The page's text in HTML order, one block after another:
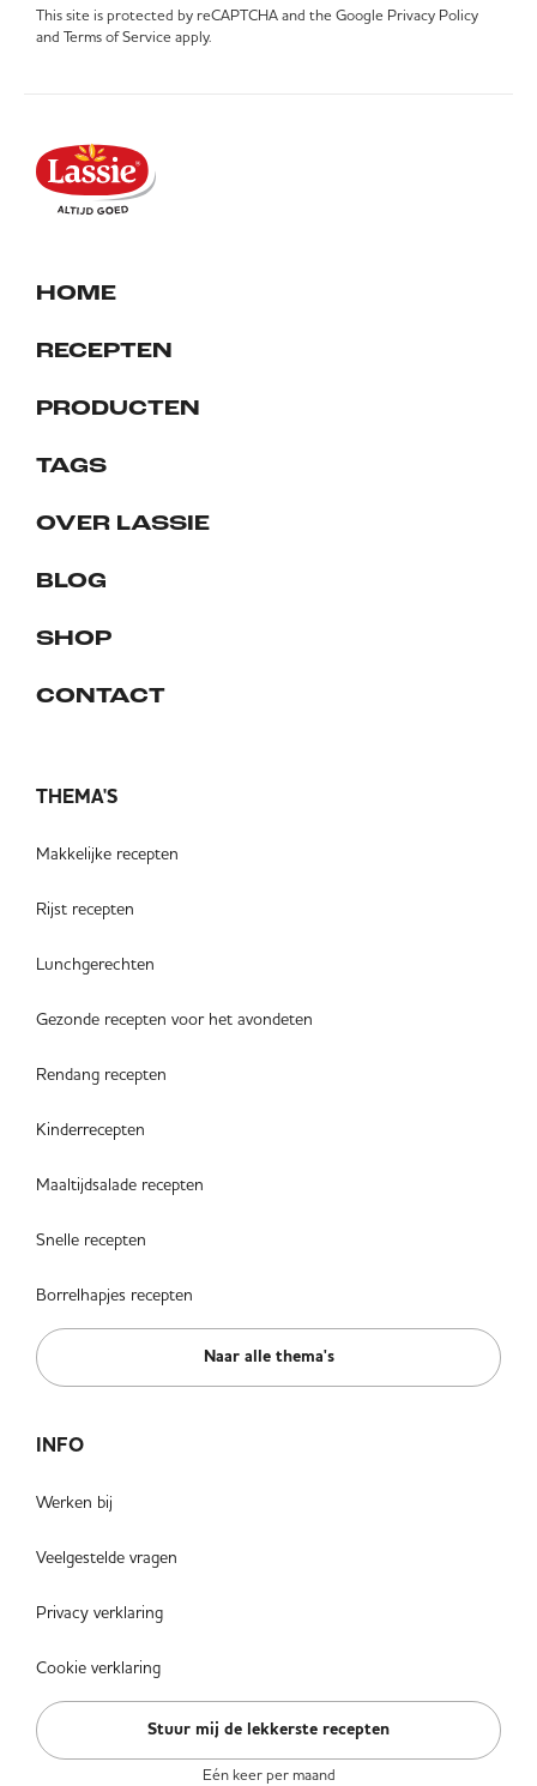
This site is protected by reCAPTCHA and the Google Privacy Policy
and Terms of Service apply.
HOME
RECEPTEN
PRODUCTEN
TAGS
OVER LASSIE
BLOG
SHOP
CONTACT
THEMA'S
Makkelijke recepten
Rijst recepten
Lunchgerechten
Gezonde recepten voor het avondeten
Rendang recepten
Kinderrecepten
Maaltijdsalade recepten
Snelle recepten
Borrelhapjes recepten
Naar alle thema's
INFO
Werken bij
Veelgestelde vragen
Privacy verklaring
Cookie verklaring
Stuur mij de lekkerste recepten
Eén keer per maand